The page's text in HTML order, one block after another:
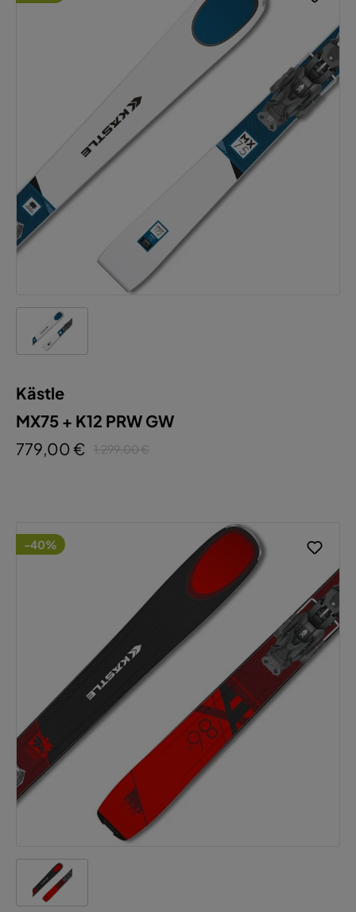
Kästle
MX75 + K12 PRW GW
779,00 €
1.299,00 €
-40%